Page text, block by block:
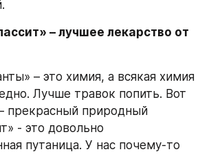
– лучшее лекарство от
– это химия, а всякая химия
Лучше травок попить. Вот
прекрасный природный
- это довольно
путаница. У нас почему-то